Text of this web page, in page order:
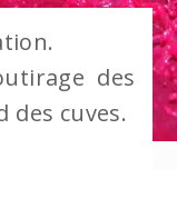
des
des cuves.